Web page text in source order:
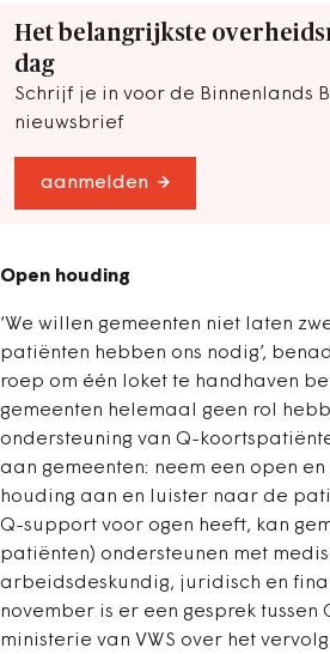
Het belangrijkste
dag
Schrijf je in voor de Binnenlands
nieuwsbrief
aanmelden
Open houding
‘We willen gemeenten niet laten
patiënten hebben ons nodig’,
roep om één loket te handhaven
gemeenten helemaal geen rol
ondersteuning van Q-
aan gemeenten: neem een open
houding aan en luister naar de
Q-support voor ogen heeft, kan
patiënten) ondersteunen met
arbeidsdeskundig, juridisch en
november is er een gesprek tussen
ministerie van VWS over het